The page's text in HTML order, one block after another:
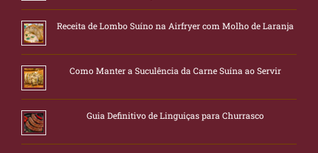
Receita de Lombo Suíno na Airfryer com Molho de Laranja
Como Manter a Suculência da Carne Suína ao Servir
Guia Definitivo de Linguiças para Churrasco